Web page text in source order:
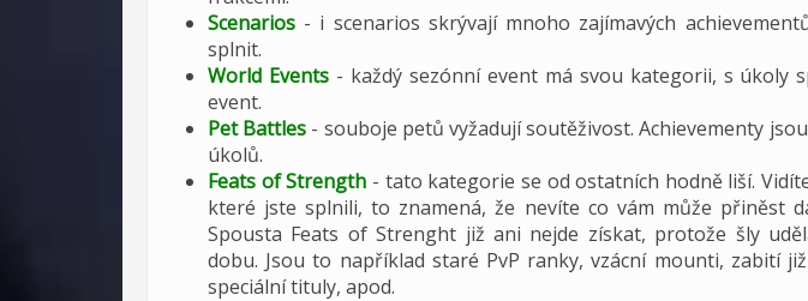
Scenarios - i scenarios skrývají mnoho zajímavých
splnit.
World Events- každý sezónní event má svou kategorii, s úkoly
event.
Pet Battles - souboje petů vyžadují soutěživost. Achievementy
úkolů.
Feats of Strength - tato kategorie se od ostatních hodně liší.
které jste splnili, to znamená, že nevíte co vám může přiněst
Spousta Feats of Strenght již ani nejde získat, protože šly
dobu. Jsou to například staré PvP ranky, vzácní mounti, zabití
speciální tituly, apod.